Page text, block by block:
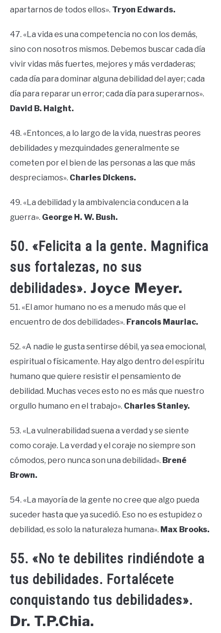
apartarnos de todos ellos». Tryon Edwards.
47. «La vida es una competencia no con los demás,
sino con nosotros mismos. Debemos buscar cada día
vivir vidas más fuertes, mejores y más verdaderas;
cada día para dominar alguna debilidad del ayer; cada
día para reparar un error; cada día para superarnos».
David B. Haight.
48. «Entonces, a lo largo de la vida, nuestras peores
debilidades y mezquindades generalmente se
cometen por el bien de las personas a las que más
despreciamos». Charles Dickens.
49. «La debilidad y la ambivalencia conducen a la
guerra». George H. W. Bush.
50. «Felicita a la gente. Magnifica
sus fortalezas, no sus
debilidades». Joyce Meyer.
51. «El amor humano no es a menudo más que el
encuentro de dos debilidades». Francois Mauriac.
52. «A nadie le gusta sentirse débil, ya sea emocional,
espiritual o físicamente. Hay algo dentro del espíritu
humano que quiere resistir el pensamiento de
debilidad. Muchas veces esto no es más que nuestro
orgullo humano en el trabajo». Charles Stanley.
53. «La vulnerabilidad suena a verdad y se siente
como coraje. La verdad y el coraje no siempre son
cómodos, pero nunca son una debilidad». Brené
Brown.
54. «La mayoría de la gente no cree que algo pueda
suceder hasta que ya sucedió. Eso no es estupidez o
debilidad, es solo la naturaleza humana». Max Brooks.
55. «No te debilites rindiéndote a
tus debilidades. Fortalécete
conquistando tus debilidades».
Dr. T.P.Chia.